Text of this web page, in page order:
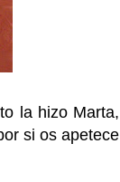
la hizo Marta,
si os apetece